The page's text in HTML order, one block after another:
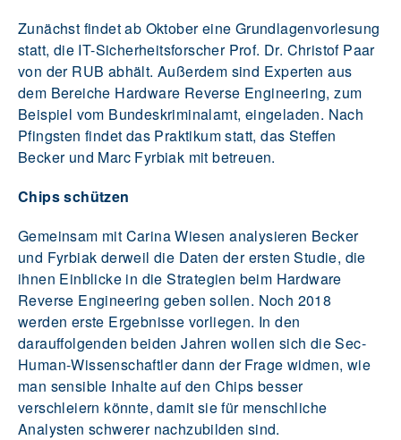
Zunächst findet ab Oktober eine Grundlagenvorlesung
statt, die IT-Sicherheitsforscher Prof. Dr. Christof Paar
von der RUB abhält. Außerdem sind Experten aus
dem Bereiche Hardware Reverse Engineering, zum
Beispiel vom Bundeskriminalamt, eingeladen. Nach
Pfingsten findet das Praktikum statt, das Steffen
Becker und Marc Fyrbiak mit betreuen.
Chips schützen
Gemeinsam mit Carina Wiesen analysieren Becker
und Fyrbiak derweil die Daten der ersten Studie, die
ihnen Einblicke in die Strategien beim Hardware
Reverse Engineering geben sollen. Noch 2018
werden erste Ergebnisse vorliegen. In den
darauffolgenden beiden Jahren wollen sich die Sec-
Human-Wissenschaftler dann der Frage widmen, wie
man sensible Inhalte auf den Chips besser
verschleiern könnte, damit sie für menschliche
Analysten schwerer nachzubilden sind.